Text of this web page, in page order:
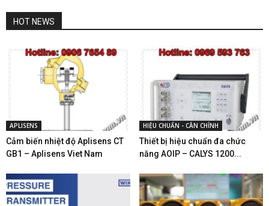
HOT NEWS
APLISENS
Cảm biến nhiệt độ Aplisens CT
GB1 – Aplisens Viet Nam
HIỆU CHUẨN - CÂN CHỈNH
Thiết bị hiệu chuẩn đa chức
năng AOIP – CALYS 1200...